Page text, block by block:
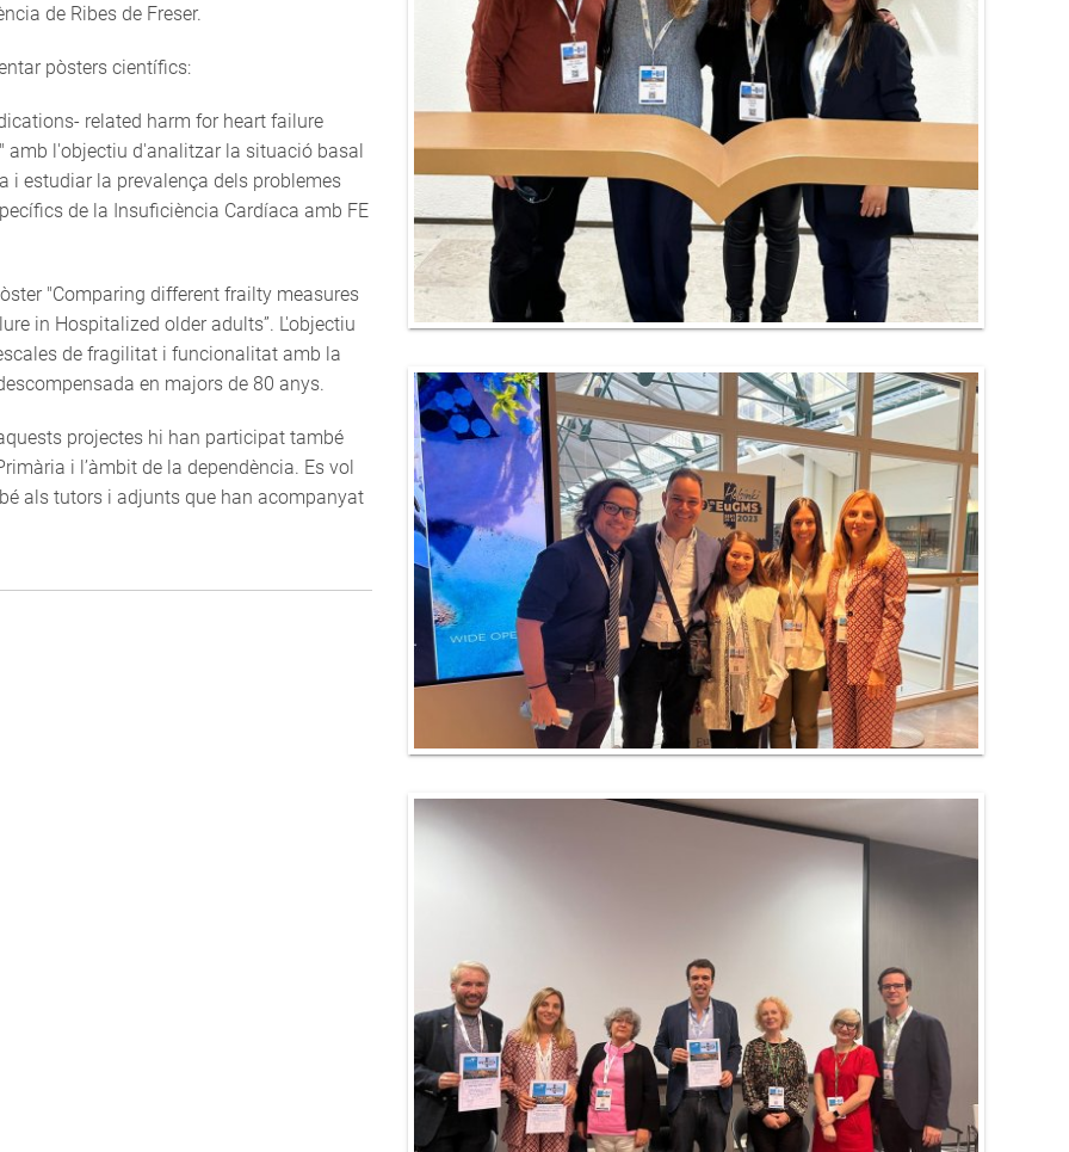
de Ribes de Freser.
pòsters científics:
related harm for heart failure
l'objectiu d'analitzar la situació basal
estudiar la prevalença dels problemes
de la Insuficiència Cardíaca amb FE
"Comparing different frailty measures
in Hospitalized older adults”. L'objectiu
de fragilitat i funcionalitat amb la
en majors de 80 anys.
projectes hi han participat també
i l’àmbit de la dependència. Es vol
als tutors i adjunts que han acompanyat